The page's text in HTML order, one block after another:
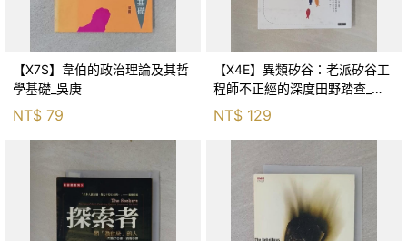
【X7S】韋伯的政治理論及其哲
學基礎_吳庚
NT$ 79
【X4E】異類矽谷：老派矽谷工
程師不正經的深度田野踏查_鱸
魚
NT$ 129